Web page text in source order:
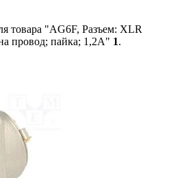
товара "AG6F, Разъем: XLR
провод; пайка; 1,2А" 1.